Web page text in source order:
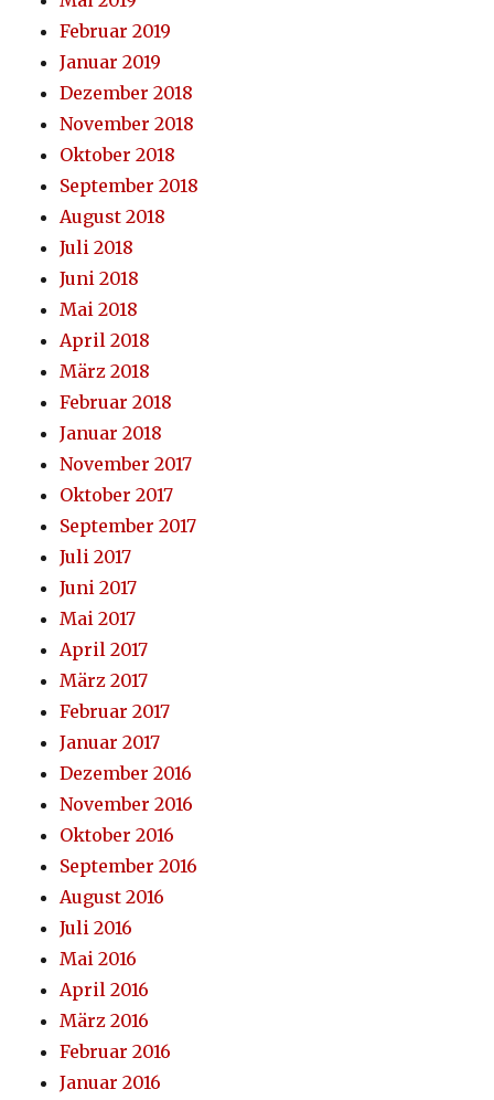
Februar 2019
Januar 2019
Dezember 2018
November 2018
Oktober 2018
September 2018
August 2018
Juli 2018
Juni 2018
Mai 2018
April 2018
März 2018
Februar 2018
Januar 2018
November 2017
Oktober 2017
September 2017
Juli 2017
Juni 2017
Mai 2017
April 2017
März 2017
Februar 2017
Januar 2017
Dezember 2016
November 2016
Oktober 2016
September 2016
August 2016
Juli 2016
Mai 2016
April 2016
März 2016
Februar 2016
Januar 2016